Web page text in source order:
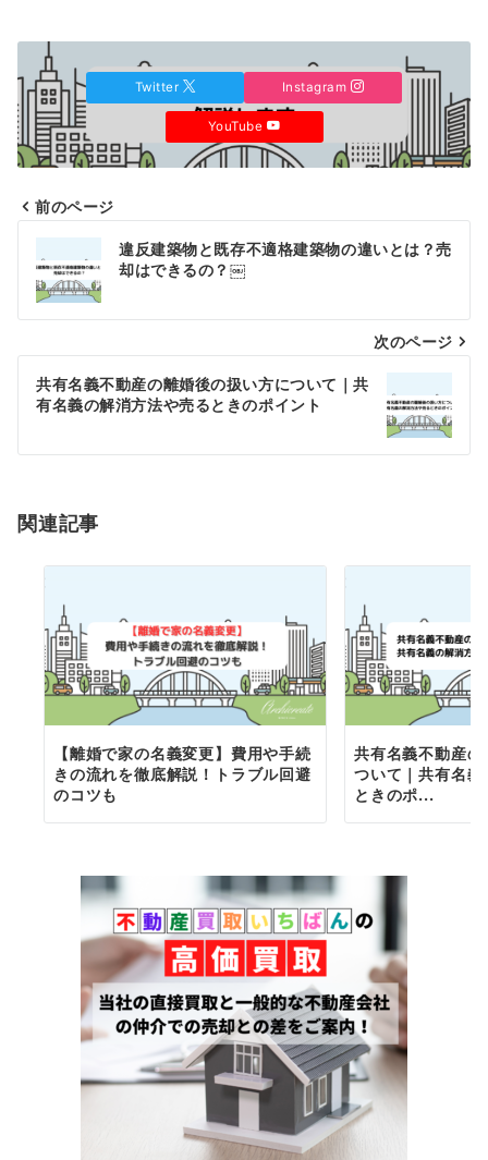
Twitter Instagram
YouTube
稿
ナ
ビ
ゲ
シ
ン
前のページ
違反建築物と既存不適格建築物の違いとは？売
却はできるの？￼
次のページ
共有名義不動産の離婚後の扱い方について｜共
有名義の解消方法や売るときのポイント
関連記事
【離婚で家の名義変更】費用や手続
きの流れを徹底解説！トラブル回避
のコツも
共有名義不動産
ついて｜共有名
ときのポ...